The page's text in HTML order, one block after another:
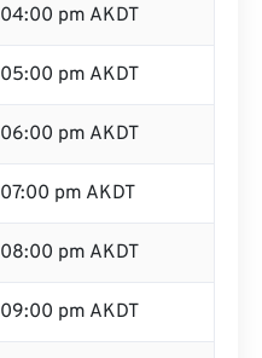
04:00 pm AKDT
05:00 pm AKDT
06:00 pm AKDT
07:00 pm AKDT
08:00 pm AKDT
09:00 pm AKDT